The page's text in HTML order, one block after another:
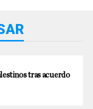
tras acuerdo